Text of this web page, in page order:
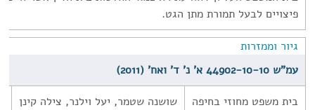
פיצויים לבעל תמורת מתן הגט.
גיור וממזרות
עמ"ש 44902-10-10 א' נ' ד' ואח' (2011)
בית משפט מחוזי בחיפה שושנה שטמר, יעל וילנר, צילה קינן